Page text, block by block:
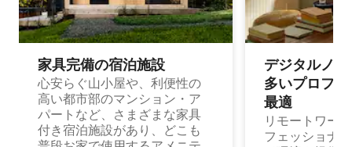
家具完備の宿⁠泊⁠施⁠設
心安らぐ山小屋や、利便性の
高い都市部のマンション・ア
パートなど、さまざまな家具
付き宿泊施設があり、どこも
デジタルノ
多⁠いプ⁠ロ⁠フ⁠
最⁠適
リモートワー
フェッショナ